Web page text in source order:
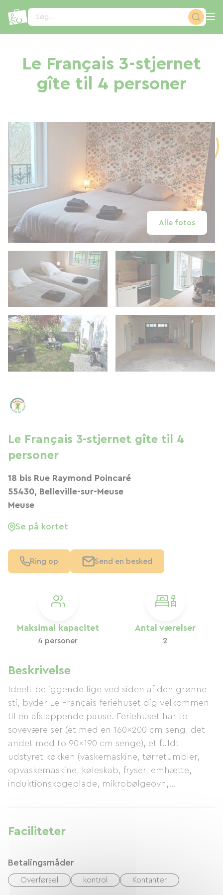
Søg...
Le Français 3-stjernet
gîte til 4 personer
Alle fotos
Maksimal kapacitet
4 personer
Antal værelser
2
Beskrivelse
Ideelt beliggende lige ved siden af ​​den grønne
sti, byder Le Français-feriehuset dig velkommen
til en afslappende pause. Feriehuset har to
soveværelser (et med en 160x200 cm seng, det
andet med to 90x190 cm senge), et fuldt
udstyret køkken (vaskemaskine, tørretumbler,
opvaskemaskine, køleskab, fryser, emhætte,
induktionskogeplade, mikrobølgeovn,
brusebad og et toilet. Der er en garage til
rådighed samt et udendørs område med
parkeringsplads med videoovervågning er
placeret foran bygningen.
Faciliteter
Betalingsmåder
Overførsel kontrol Kontanter
Le Français 3-stjernet gîte til 4
personer
18 bis Rue Raymond Poincaré
55430, Belleville-sur-Meuse
Meuse
Se på kortet
Ring op Send en besked
CCookie-styringspanel